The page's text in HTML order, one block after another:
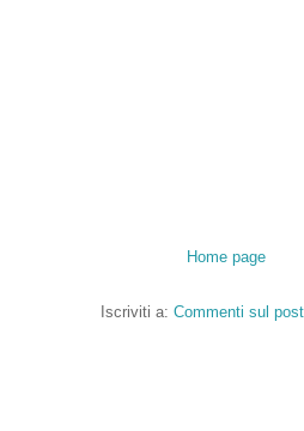
Home page
Iscriviti a: Commenti sul